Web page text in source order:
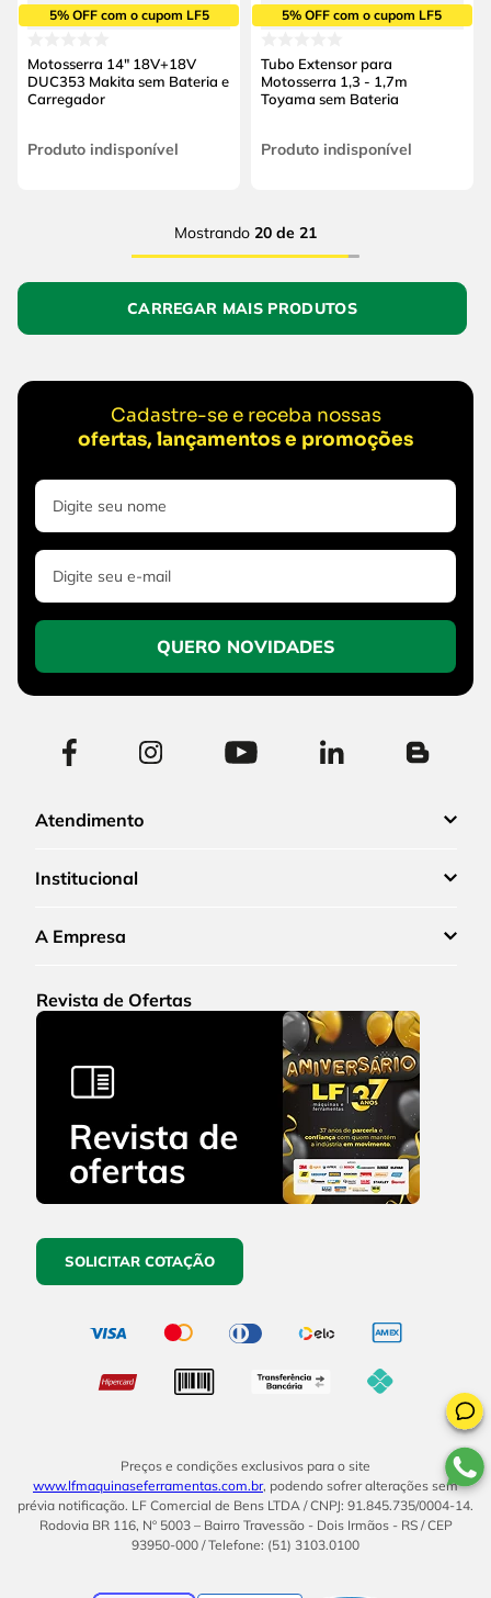
5% OFF com o cupom LF5
Motosserra 14" 18V+18V
DUC353 Makita sem Bateria e
Carregador
Produto indisponível
5% OFF com o cupom LF5
Tubo Extensor para
Motosserra 1,3 - 1,7m
Toyama sem Bateria
Produto indisponível
Mostrando 20 de 21
Cadastre-se e receba nossas
ofertas, lançamentos e promoções
QUERO NOVIDADES
Atendimento
Institucional
A Empresa
Revista de Ofertas
SOLICITAR COTAÇÃO
Preços e condições exclusivos para o site
www.lfmaquinaseferramentas.com.br, podendo sofrer alterações sem
prévia notificação. LF Comercial de Bens LTDA / CNPJ: 91.845.735/0004-14.
Rodovia BR 116, Nº 5003 – Bairro Travessão - Dois Irmãos - RS / CEP
93950-000 / Telefone: (51) 3103.0100